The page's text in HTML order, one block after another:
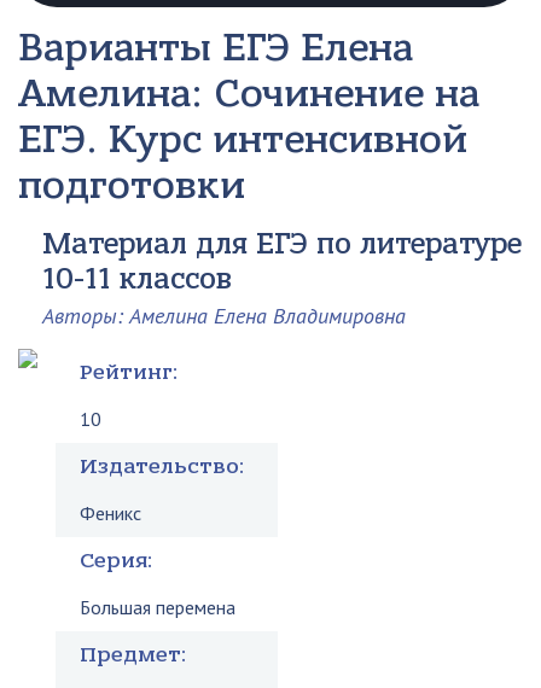
Варианты ЕГЭ Елена
Амелина: Сочинение на
ЕГЭ. Курс интенсивной
подготовки
Материал для ЕГЭ по литературе
10-11 классов
Авторы: Амелина Елена Владимировна
Рейтинг:
10
Издательство:
Феникс
Серия:
Большая перемена
Предмет: